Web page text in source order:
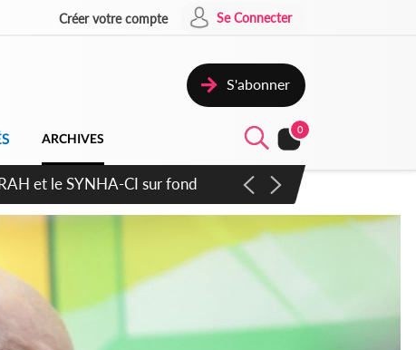
Créer votre compte Se Connecter
S'abonner
ARCHIVES
0
plus apaisé